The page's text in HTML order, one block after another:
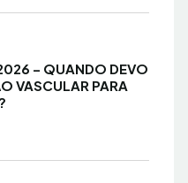
– QUANDO DEVO
VASCULAR PARA